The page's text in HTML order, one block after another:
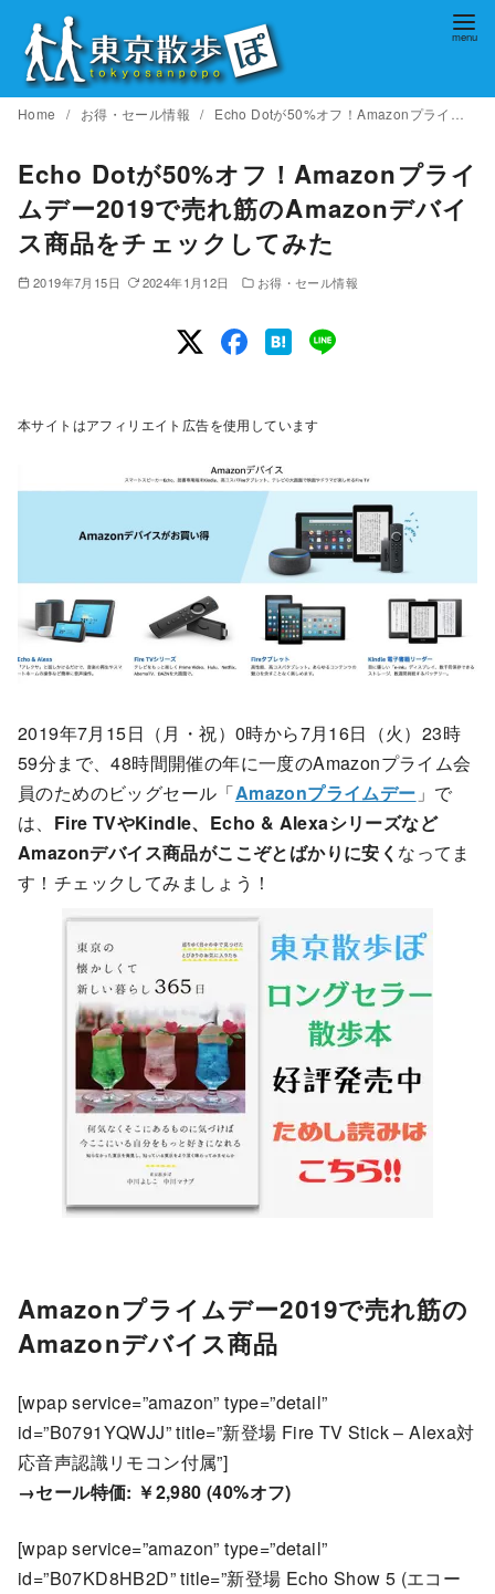
ンHome お得・セール情報 Echo Dotが50%オフ！Amazonプライムデー2019で売れ筋のAmazonデバイス商品をチェックしてみた
Echo Dotが50%オフ！Amazonプライ
ムデー2019で売れ筋のAmazonデバイ
ス商品をチェックしてみた
2019年7月15日 2024年1月12日 お得・セール情報
本サイトはアフィリエイト広告を使用しています
2019年7月15日（月・祝）0時から7月16日（火）23時
59分まで、48時間開催の年に一度のAmazonプライム会
員のためのビッグセール「Amazonプライムデー 」で
は、 Fire TVやKindle、Echo & Alexaシリーズなど
Amazonデバイス商品がここぞとばかりに安く なってま
す！チェックしてみましょう！
Amazonプライムデー2019で売れ筋の
Amazonデバイス商品
[wpap service=”amazon” type=”detail”
id=”B0791YQWJJ” title=”新登場 Fire TV Stick – Alexa対
応音声認識リモコン付属”]
→セール特価: ￥2,980 (40%オフ)
[wpap service=”amazon” type=”detail”
id=”B07KD8HB2D” title=”新登場 Echo Show 5 (エコー